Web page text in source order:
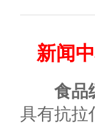
新闻
食品
具有抗拉